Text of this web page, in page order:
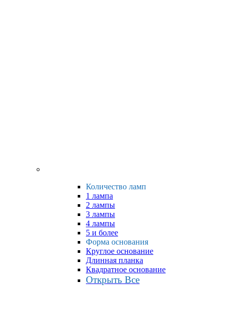
Количество ламп
1 лампа
2 лампы
3 лампы
4 лампы
5 и более
Форма основания
Круглое основание
Длинная планка
Квадратное основание
Открыть Все